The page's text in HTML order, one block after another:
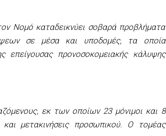
Νομό καταδεικνύει σοβαρά προβλήματα
σε μέσα και υποδομές, τα οποία
επείγουσας προνοσοκομειακής κάλυψης
εκ των οποίων 23 μόνιμοι και 8
και μετακινήσεις προσωπικού. Ο τομέας